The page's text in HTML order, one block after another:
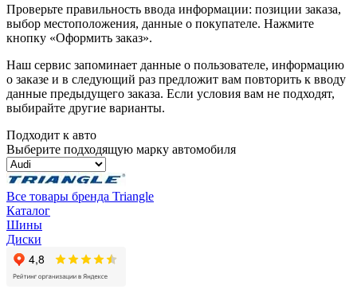
Проверьте правильность ввода информации: позиции заказа,
выбор местоположения, данные о покупателе. Нажмите
кнопку «Оформить заказ».
Наш сервис запоминает данные о пользователе, информацию
о заказе и в следующий раз предложит вам повторить к вводу
данные предыдущего заказа. Если условия вам не подходят,
выбирайте другие варианты.
Подходит к авто
Выберите подходящую марку автомобиля
Все товары бренда Triangle
Каталог
Шины
Диски